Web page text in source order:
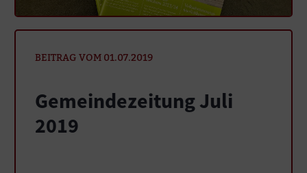
BEITRAG VOM 01.07.2019
Gemeindezeitung Juli
2019